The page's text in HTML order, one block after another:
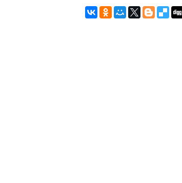
записям